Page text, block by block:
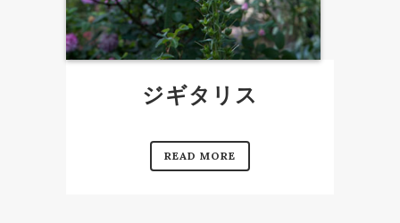
ジギタリス
READ MORE